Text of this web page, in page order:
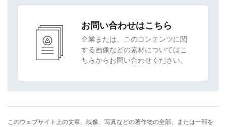
お問い合わせはこちら
企業または、このコンテンツに関
する画像などの素材についてはこ
ちらからお問い合わせください。
このウェブサイト上の文章、映像、写真などの著作物の全部、または一部を